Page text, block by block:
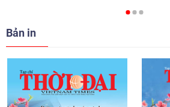
[Video] Nhân dân
trọng tình cảm
08:02 | 13/06/2026
Bản in